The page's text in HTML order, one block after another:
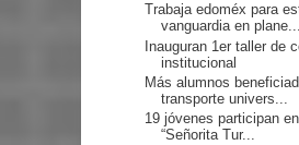
Trabaja edoméx para
vanguardia en plane...
Inauguran 1er taller de
institucional
Más alumnos
transporte univers...
19 jóvenes participan
“Señorita Tur...